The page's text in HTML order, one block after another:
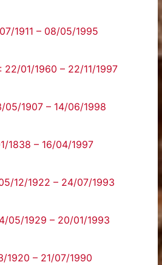
1911 – 08/05/1995
22/01/1960 – 22/11/1997
1907 – 14/06/1998
1838 – 16/04/1997
12/1922 – 24/07/1993
05/1929 – 20/01/1993
1920 – 21/07/1990